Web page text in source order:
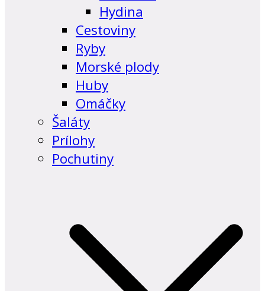
Hydina
Cestoviny
Ryby
Morské plody
Huby
Omáčky
Šaláty
Prílohy
Pochutiny